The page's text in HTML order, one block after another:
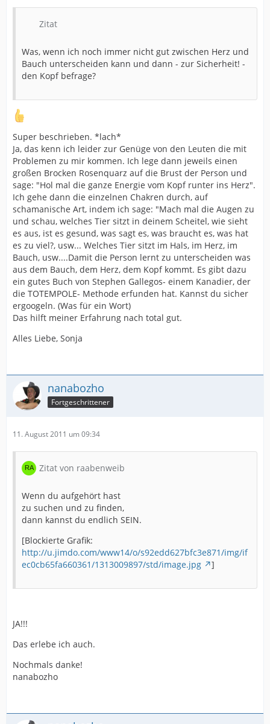
Zitat
Was, wenn ich noch immer nicht gut zwischen Herz und
Bauch unterscheiden kann und dann - zur Sicherheit! -
den Kopf befrage?
Super beschrieben. *lach*
Ja, das kenn ich leider zur Genüge von den Leuten die mit
Problemen zu mir kommen. Ich lege dann jeweils einen
großen Brocken Rosenquarz auf die Brust der Person und
sage: "Hol mal die ganze Energie vom Kopf runter ins Herz".
Ich gehe dann die einzelnen Chakren durch, auf
schamanische Art, indem ich sage: "Mach mal die Augen zu
und schau, welches Tier sitzt in deinem Scheitel, wie sieht
es aus, ist es gesund, was sagt es, was braucht es, was hat
es zu viel?, usw... Welches Tier sitzt im Hals, im Herz, im
Bauch, usw....Damit die Person lernt zu unterscheiden was
aus dem Bauch, dem Herz, dem Kopf kommt. Es gibt dazu
ein gutes Buch von Stephen Gallegos- einem Kanadier, der
die TOTEMPOLE- Methode erfunden hat. Kannst du sicher
ergoogeln. (Was für ein Wort)
Das hilft meiner Erfahrung nach total gut.
Alles Liebe, Sonja
nanabozho
Fortgeschrittener
11. August 2011 um 09:34
Zitat von raabenweib
Wenn du aufgehört hast
zu suchen und zu finden,
dann kannst du endlich SEIN.
[Blockierte Grafik:
http://u.jimdo.com/www14/o/s92edd627bfc3e871/img/if
ec0cb65fa660361/1313009897/std/image.jpg
]
JA!!!
Das erlebe ich auch.
Nochmals danke!
nanabozho